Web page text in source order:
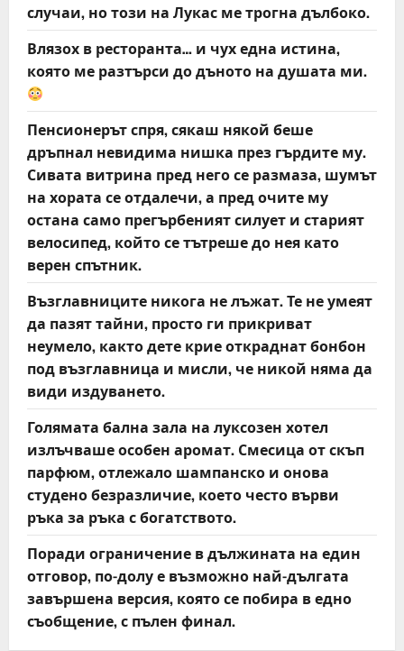
случаи, но този на Лукас ме трогна дълбоко.
Влязох в ресторанта… и чух една истина,
която ме разтърси до дъното на душата ми.
Пенсионерът спря, сякаш някой беше
дръпнал невидима нишка през гърдите му.
Сивата витрина пред него се размаза, шумът
на хората се отдалечи, а пред очите му
остана само прегърбеният силует и старият
велосипед, който се тътреше до нея като
верен спътник.
Възглавниците никога не лъжат. Те не умеят
да пазят тайни, просто ги прикриват
неумело, както дете крие откраднат бонбон
под възглавница и мисли, че никой няма да
види издуването.
Голямата бална зала на луксозен хотел
излъчваше особен аромат. Смесица от скъп
парфюм, отлежало шампанско и онова
студено безразличие, което често върви
ръка за ръка с богатството.
Поради ограничение в дължината на един
отговор, по-долу е възможно най-дългата
завършена версия, която се побира в едно
съобщение, с пълен финал.